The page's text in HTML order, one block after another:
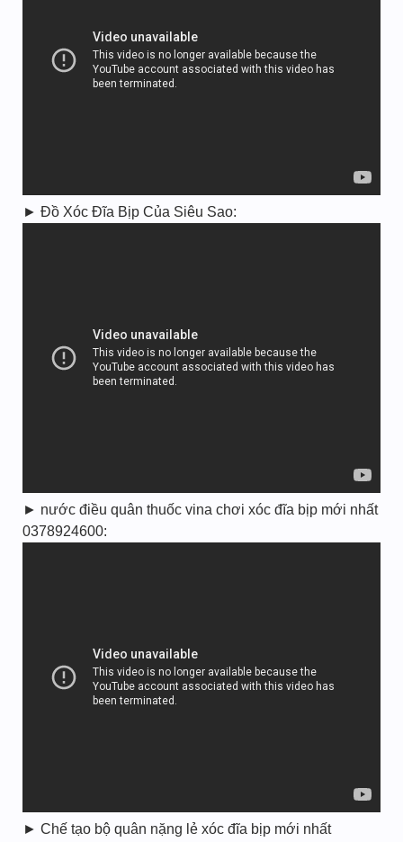
► Đồ Xóc Đĩa Bịp Của Siêu Sao:
► nước điều quân thuốc vina chơi xóc đĩa bịp mới nhất
0378924600:
► Chế tạo bộ quân nặng lẻ xóc đĩa bịp mới nhất